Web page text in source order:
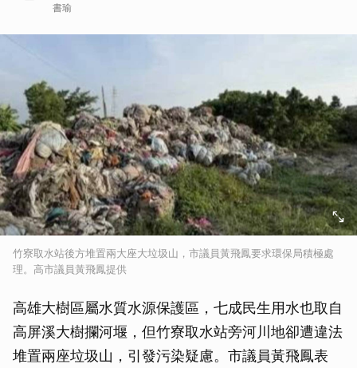
書瑜
竹寮取水站後方堆置兩大座大垃圾山，市議員黃飛鳳要求環保局積極處
理。高市議員黃飛鳳提供
高雄大樹區屬水質水源保護區，七成民生用水也取自
高屏溪大樹攔河堰，但竹寮取水站旁河川地卻遭違法
堆置兩座垃圾山，引發污染疑慮。市議員黃飛鳳表